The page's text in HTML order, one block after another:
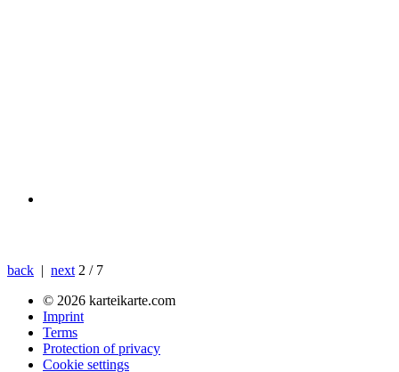
back | next 2 / 7
© 2026 karteikarte.com
Imprint
Terms
Protection of privacy
Cookie settings